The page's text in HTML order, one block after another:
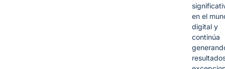
en el
digital y
continúa